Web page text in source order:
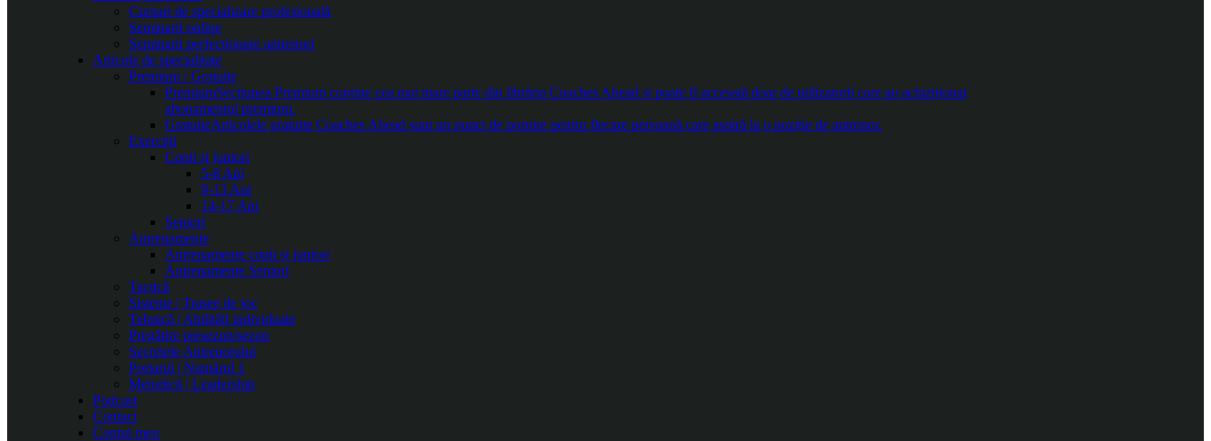
Cursuri de specializare profesională
Seminarii online
Seminarii perfecționare antrenori
Articole de specialitate
Premium / Gratuite
PremiumSecțiunea Premium conține cea mai mare parte din librăria Coaches Ahead și poate fi accesată doar de utilizatorii care au achiziționat
abonamentul premium.
GratuiteArticolele gratuite Coaches Ahead sunt un punct de pornire pentru fiecare persoană care aspiră la o poziție de antrenor.
Exerciții
Copii și juniori
5-8 Ani
9-13 Ani
14-17 Ani
Seniori
Antrenamente
Antrenamente copii și juniori
Antrenamente Seniori
Tactică
Sisteme | Trasee de joc
Tehnică | Abilități individuale
Pregătire presezon/sezon
Secretele Antrenorului
Portarul | Numărul 1
Metodică | Leadership
Podcast
Contact
Contul meu